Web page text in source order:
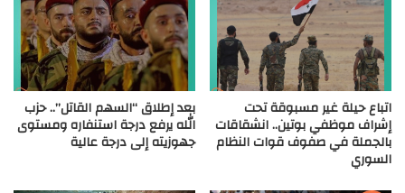
اتباع حيلة غير مسبوقة تحت
إشراف موظفي بوتين.. انشقاقات
بالجملة في صفوف قوات النظام
السوري
بعد إطلاق “السهم القاتل”.. حزب
الله يرفع درجة استنفاره ومستوى
جهوزيته إلى درجة عالية